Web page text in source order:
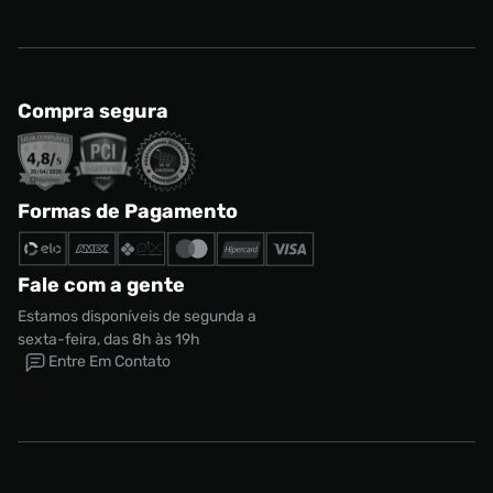
Compra segura
Formas de Pagamento
Fale com a gente
Estamos disponíveis de segunda a
sexta-feira, das 8h às 19h
Entre Em Contato